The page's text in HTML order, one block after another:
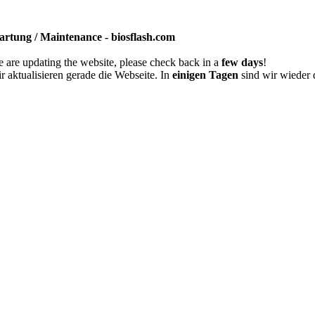
/ Maintenance - biosflash.com
are updating the website, please check back in a few days!
aktualisieren gerade die Webseite. In einigen Tagen sind wir wieder